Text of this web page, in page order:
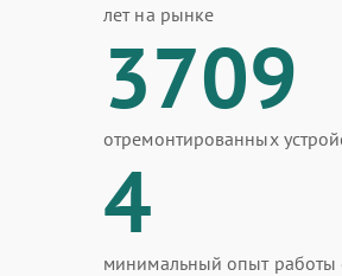
лет на рынке
3709
отремонтированных
4
минимальный опыт работы